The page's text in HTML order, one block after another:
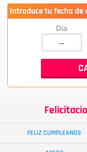
Introduce tu fecha de
Día
FELIZ CUMPLEAÑOS